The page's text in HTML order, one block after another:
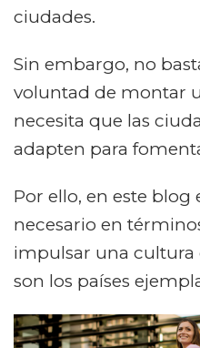
ciudades.
Sin embargo, no
voluntad de montar
necesita que las
adapten para
Por ello, en este blog
necesario en
impulsar una cultura
son los países